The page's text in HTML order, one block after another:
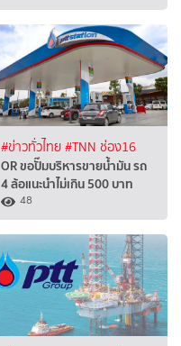
#ข่าวทั่วไทย#TNN ช่อง16
OR ขอปั๊มบริหารขายน้ำมัน รถ
4 ล้อแนะนำไม่เกิน 500 บาท
48